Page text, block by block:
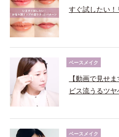
すぐ試したい
ベースメイク
【動画で見せ
ビス流うるツヤ
ベースメイク